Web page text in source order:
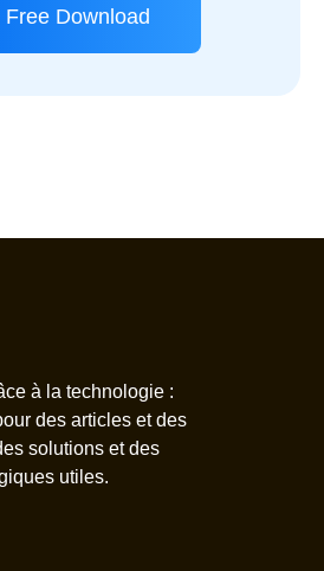
Free Download
à la technologie :
des articles et des
solutions et des
utiles.